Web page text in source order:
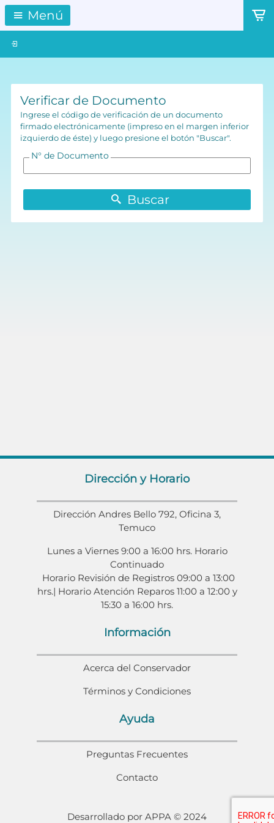
Menú
Verificar de Documento
Ingrese el código de verificación de un documento
firmado electrónicamente (impreso en el margen inferior
izquierdo de éste) y luego presione el botón "Buscar".
N° de Documento
Buscar
Dirección y Horario
Dirección Andres Bello 792, Oficina 3,
Temuco
Lunes a Viernes 9:00 a 16:00 hrs. Horario
Continuado
Horario Revisión de Registros 09:00 a 13:00
hrs.| Horario Atención Reparos 11:00 a 12:00 y
15:30 a 16:00 hrs.
Información
Acerca del Conservador
Términos y Condiciones
Ayuda
Preguntas Frecuentes
Contacto
Desarrollado por APPA © 2024